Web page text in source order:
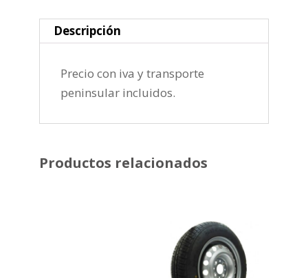
Descripción
Precio con iva y transporte
peninsular incluidos.
Productos relacionados